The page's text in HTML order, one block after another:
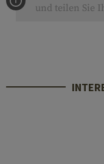
und teilen Sie